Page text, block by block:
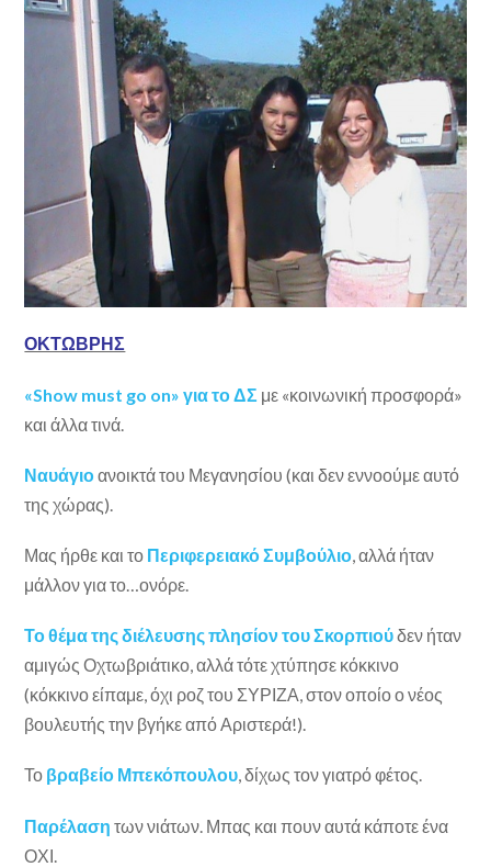
ΟΚΤΩΒΡΗΣ
«Show must go on» για το ΔΣ με «κοινωνική προσφορά»
και άλλα τινά.
Ναυάγιοανοικτά του Μεγανησίου (και δεν εννοούμε αυτό
της χώρας).
Μας ήρθε και το Περιφερειακό Συμβούλιο, αλλά ήταν
μάλλον για το…ονόρε.
Το θέμα της διέλευσης πλησίον του Σκορπιούδεν ήταν
αμιγώς Οχτωβριάτικο, αλλά τότε χτύπησε κόκκινο
(κόκκινο είπαμε, όχι ροζ του ΣΥΡΙΖΑ, στον οποίο ο νέος
βουλευτής την βγήκε από Αριστερά!).
Το βραβείο Μπεκόπουλου, δίχως τον γιατρό φέτος.
Παρέλαση των νιάτων. Μπας και πουν αυτά κάποτε ένα
ΟΧΙ.